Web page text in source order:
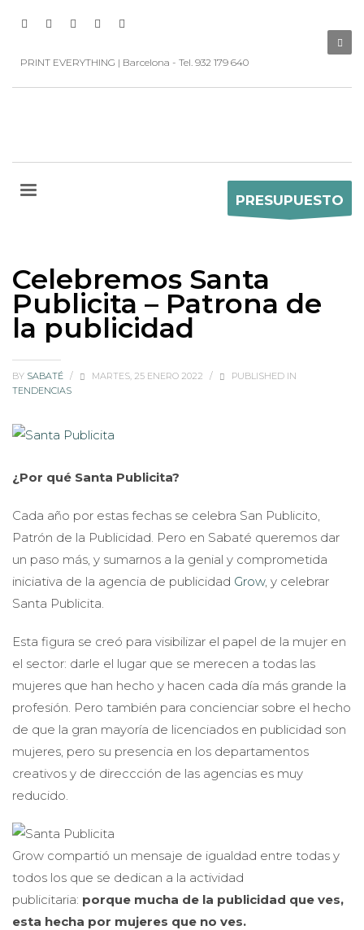
PRINT EVERYTHING | Barcelona - Tel. 932 179 640
PRESUPUESTO
Celebremos Santa
Publicita – Patrona de
la publicidad
BY SABATÉ / MARTES, 25 ENERO 2022 /
PUBLISHED IN
TENDENCIAS
¿Por qué Santa Publicita?
Cada año por estas fechas se celebra San Publicito,
Patrón de la Publicidad. Pero en Sabaté queremos dar
un paso más, y sumarnos a la genial y comprometida
iniciativa de la agencia de publicidad Grow, y celebrar
Santa Publicita.
Esta figura se creó para visibilizar el papel de la mujer en
el sector: darle el lugar que se merecen a todas las
mujeres que han hecho y hacen cada día más grande la
profesión. Pero también para concienciar sobre el hecho
de que la gran mayoría de licenciados en publicidad son
mujeres, pero su presencia en los departamentos
creativos y de direccción de las agencias es muy
reducido.
Grow compartió un mensaje de igualdad entre todas y
todos los que se dedican a la actividad
publicitaria: porque mucha de la publicidad que ves,
esta hecha por mujeres que no ves.